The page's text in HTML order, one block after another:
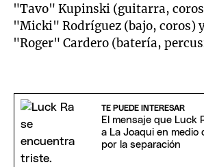
"Tavo" Kupinski (guitarra,
"Micki" Rodríguez (bajo, coros)
"Roger" Cardero (batería,
TE PUEDE INTERESAR
El mensaje que Luck
a La Joaqui en medio
por la separación